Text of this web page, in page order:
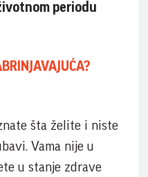
periodu
šta želite i niste
Vama nije u
u stanje zdrave